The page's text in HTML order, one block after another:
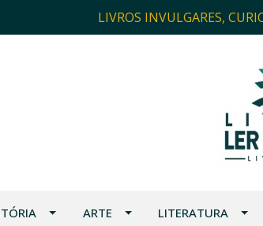
LIVROS INVULGARES,
ARTE LITERATURA